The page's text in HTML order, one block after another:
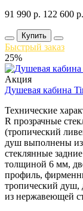
91 990 р. 122 600 р.
Купить
Быстрый заказ
25%
Акция
Душевая кабина
Технические
R прозрачные
(тропический
душ выполнены
стеклянные
толщиной 6 мм,
профиль,
тропический душ,
из нержавеющей